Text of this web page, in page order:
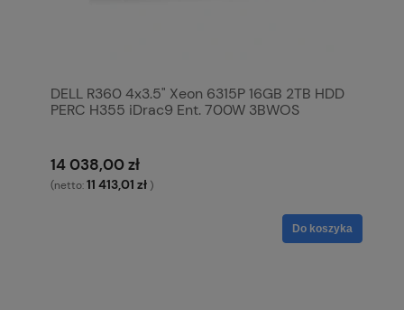
DELL R360 4x3.5" Xeon 6315P 16GB 2TB HDD
PERC H355 iDrac9 Ent. 700W 3BWOS
14 038,00 zł
(netto:11 413,01 zł )
Do koszyka